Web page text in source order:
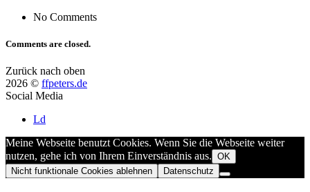
No Comments
Comments are closed.
Zurück nach oben
2026 © ffpeters.de
Social Media
Ld
Meine Webseite benutzt Cookies. Wenn Sie die Webseite weiter
nutzen, gehe ich von Ihrem Einverständnis aus. OK
Nicht funktionale Cookies ablehnen
Datenschutz